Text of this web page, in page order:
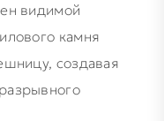
видимой
камня
создавая